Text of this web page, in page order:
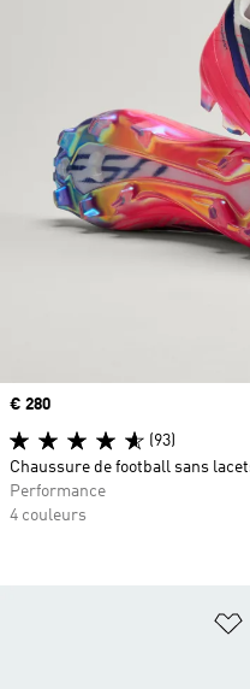
Prix
€ 280
(93)
Chaussure de football sans
Performance
4 couleurs